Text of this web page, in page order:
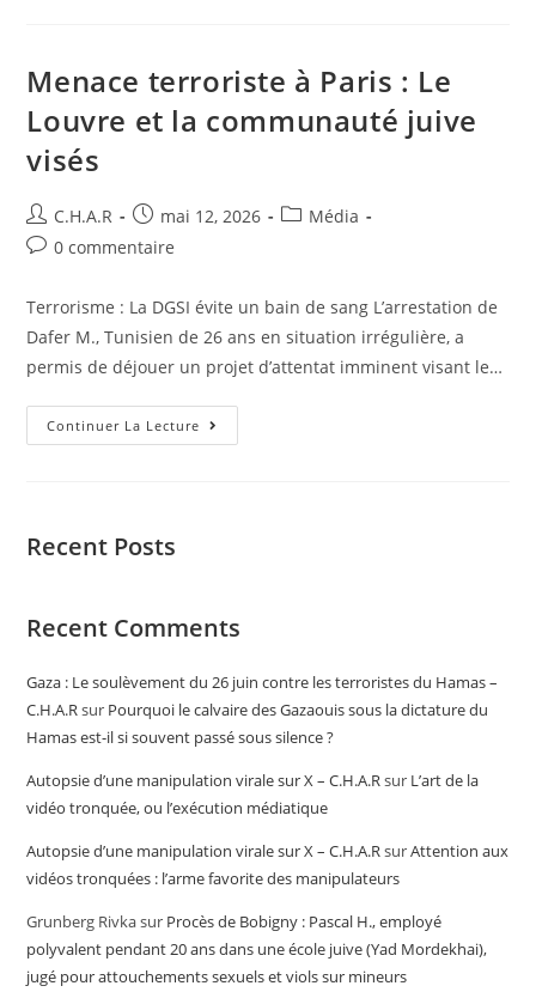
Menace terroriste à Paris : Le
Louvre et la communauté juive
visés
C.H.A.R mai 12, 2026
Média
0 commentaire
Terrorisme : La DGSI évite un bain de sang ​L’arrestation de
Dafer M., Tunisien de 26 ans en situation irrégulière, a
permis de déjouer un projet d’attentat imminent visant le…
Continuer La Lecture
Recent Posts
Recent Comments
Gaza : Le soulèvement du 26 juin contre les terroristes du Hamas –
C.H.A.Rsur Pourquoi le calvaire des Gazaouis sous la dictature du
Hamas est-il si souvent passé sous silence ?
Autopsie d’une manipulation virale sur X – C.H.A.Rsur L’art de la
vidéo tronquée, ou l’exécution médiatique
Autopsie d’une manipulation virale sur X – C.H.A.RsurAttention aux
vidéos tronquées : l’arme favorite des manipulateurs
Grunberg Rivkasur Procès de Bobigny : Pascal H., employé
polyvalent pendant 20 ans dans une école juive (Yad Mordekhai),
jugé pour attouchements sexuels et viols sur mineurs